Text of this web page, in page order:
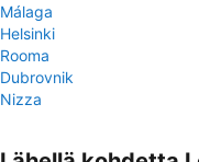
Málaga
Helsinki
Rooma
Dubrovnik
Nizza